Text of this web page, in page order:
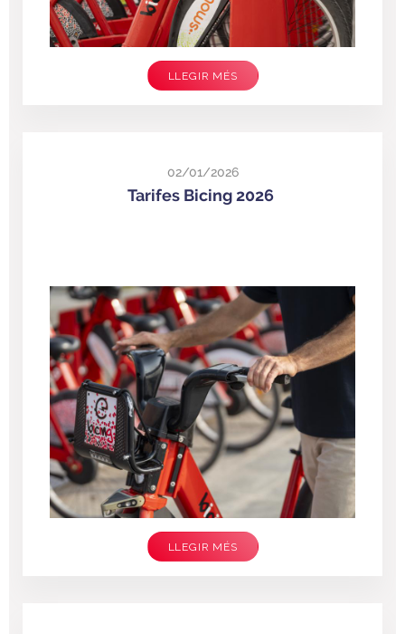
LLEGIR MÉS
02/01/2026
Tarifes Bicing 2026
LLEGIR MÉS